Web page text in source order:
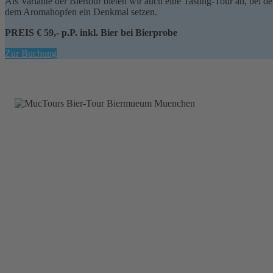
dem Aromahopfen ein Denkmal setzen.
PREIS € 59,- p.P. inkl. Bier bei Bierprobe
Zur Buchung